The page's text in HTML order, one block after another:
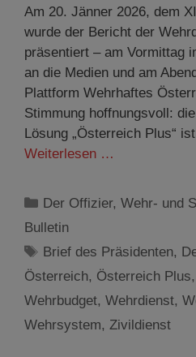
Am 20. Jänner 2026, dem
wurde der Bericht der
präsentiert – am Vormittag
an die Medien und am
Plattform Wehrhaftes
Stimmung hoffnungsvoll:
Lösung „Österreich Plus“
Weiterlesen …
Kategorien
Der Offizier,Wehr- und
Bulletin
Schlagwörter
Brief des Präsidenten,
Österreich, Österreich Plus,
Wehrbudget, Wehrdienst,
Wehrsystem, Zivildienst